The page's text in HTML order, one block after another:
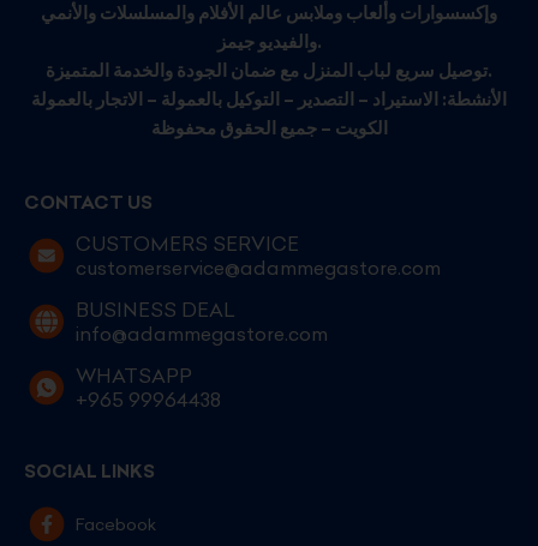
وإكسسوارات وألعاب وملابس عالم الأفلام والمسلسلات والأنمي
والفيديو جيمز.
توصيل سريع لباب المنزل مع ضمان الجودة والخدمة المتميزة.
الأنشطة: الاستيراد – التصدير – التوكيل بالعمولة – الاتجار بالعمولة
الكويت – جميع الحقوق محفوظة
CONTACT US
CUSTOMERS SERVICE
customerservice@adammegastore.com
BUSINESS DEAL
info@adammegastore.com
WHATSAPP
+965 99964438
SOCIAL LINKS
Facebook